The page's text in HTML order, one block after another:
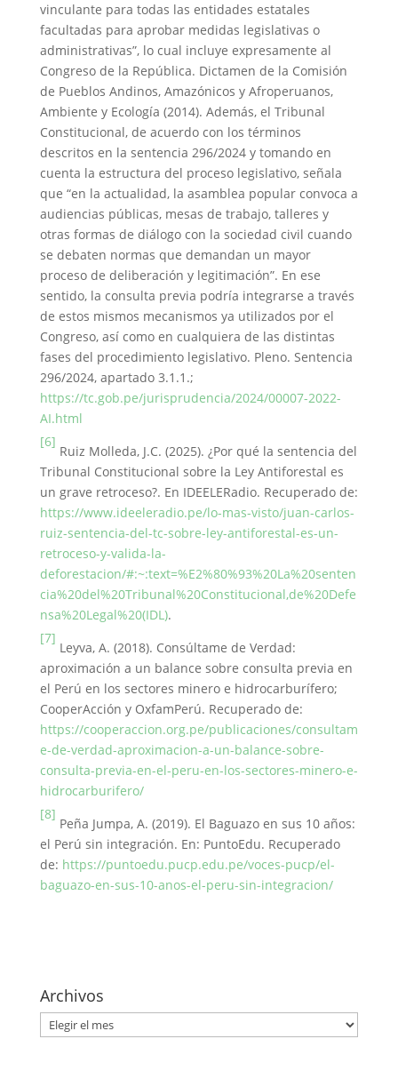
vinculante para todas las entidades estatales
facultadas para aprobar medidas legislativas o
administrativas”, lo cual incluye expresamente al
Congreso de la República. Dictamen de la Comisión
de Pueblos Andinos, Amazónicos y Afroperuanos,
Ambiente y Ecología (2014). Además, el Tribunal
Constitucional, de acuerdo con los términos
descritos en la sentencia 296/2024 y tomando en
cuenta la estructura del proceso legislativo, señala
que “en la actualidad, la asamblea popular convoca a
audiencias públicas, mesas de trabajo, talleres y
otras formas de diálogo con la sociedad civil cuando
se debaten normas que demandan un mayor
proceso de deliberación y legitimación”. En ese
sentido, la consulta previa podría integrarse a través
de estos mismos mecanismos ya utilizados por el
Congreso, así como en cualquiera de las distintas
fases del procedimiento legislativo. Pleno. Sentencia
296/2024, apartado 3.1.1.;
https://tc.gob.pe/jurisprudencia/2024/00007-2022-
AI.html
[6]
Ruiz Molleda, J.C. (2025). ¿Por qué la sentencia del
Tribunal Constitucional sobre la Ley Antiforestal es
un grave retroceso?. En IDEELERadio. Recuperado de:
https://www.ideeleradio.pe/lo-mas-visto/juan-carlos-
ruiz-sentencia-del-tc-sobre-ley-antiforestal-es-un-
retroceso-y-valida-la-
deforestacion/#:~:text=%E2%80%93%20La%20senten
cia%20del%20Tribunal%20Constitucional,de%20Defe
nsa%20Legal%20(IDL).
[7]
Leyva, A. (2018). Consúltame de Verdad:
aproximación a un balance sobre consulta previa en
el Perú en los sectores minero e hidrocarburífero;
CooperAcción y OxfamPerú. Recuperado de:
https://cooperaccion.org.pe/publicaciones/consultam
e-de-verdad-aproximacion-a-un-balance-sobre-
consulta-previa-en-el-peru-en-los-sectores-minero-e-
hidrocarburifero/
[8]
Peña Jumpa, A. (2019). El Baguazo en sus 10 años:
el Perú sin integración. En: PuntoEdu. Recuperado
de: https://puntoedu.pucp.edu.pe/voces-pucp/el-
baguazo-en-sus-10-anos-el-peru-sin-integracion/
Archivos
Archivos